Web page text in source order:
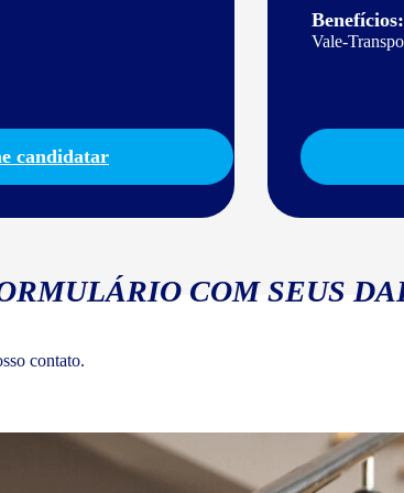
candidatar
Benefícios:
Vale-
COM SEUS
contato.